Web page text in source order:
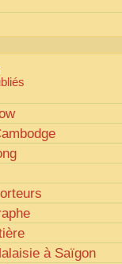
collectionneur le
mais nous y
à Saïgon